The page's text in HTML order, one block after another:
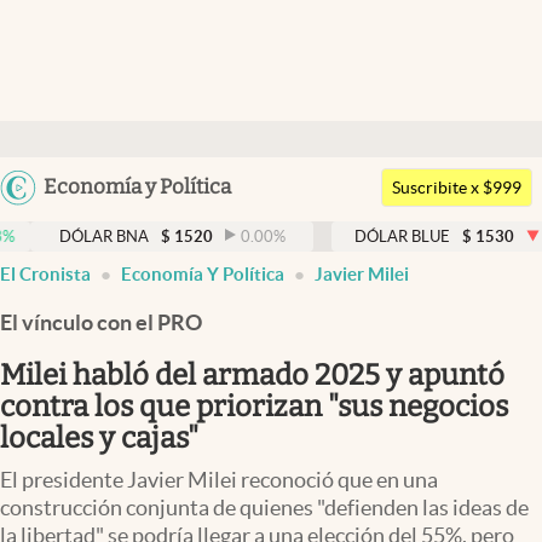
Argentina
Uruguay
Economía y Política
Members
Economía y Política
Finanzas y Mercados
Mercados Online
Negocios
Columnistas
Apertura
Suscribite x $999
BNA $ 1520 0.00% DÓLAR BLUE $ 1530 -0.65%
El Cronista Economía Y Política Javier Milei
El vínculo con el PRO
Milei habló del armado 2025 y apuntó
contra los que priorizan "sus negocios
locales y cajas"
El presidente Javier Milei reconoció que en una
construcción conjunta de quienes "defienden las ideas de
la libertad" se podría llegar a una elección del 55%, pero